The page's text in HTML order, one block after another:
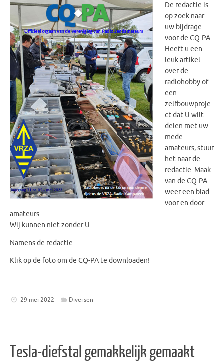
De redactie is
op zoek naar
uw bijdrage
voor de CQ-PA.
Heeft u een
leuk artikel
over de
radiohobby of
een
zelfbouwproje
ct dat U wilt
delen met uw
mede
amateurs, stuur
het naar de
redactie. Maak
van de CQ-PA
weer een blad
voor en door
amateurs.
Wij kunnen niet zonder U.
Namens de redactie..
Klik op de foto om de CQ-PA te downloaden!
29 mei 2022 Diversen
Tesla-diefstal gemakkelijk gemaakt